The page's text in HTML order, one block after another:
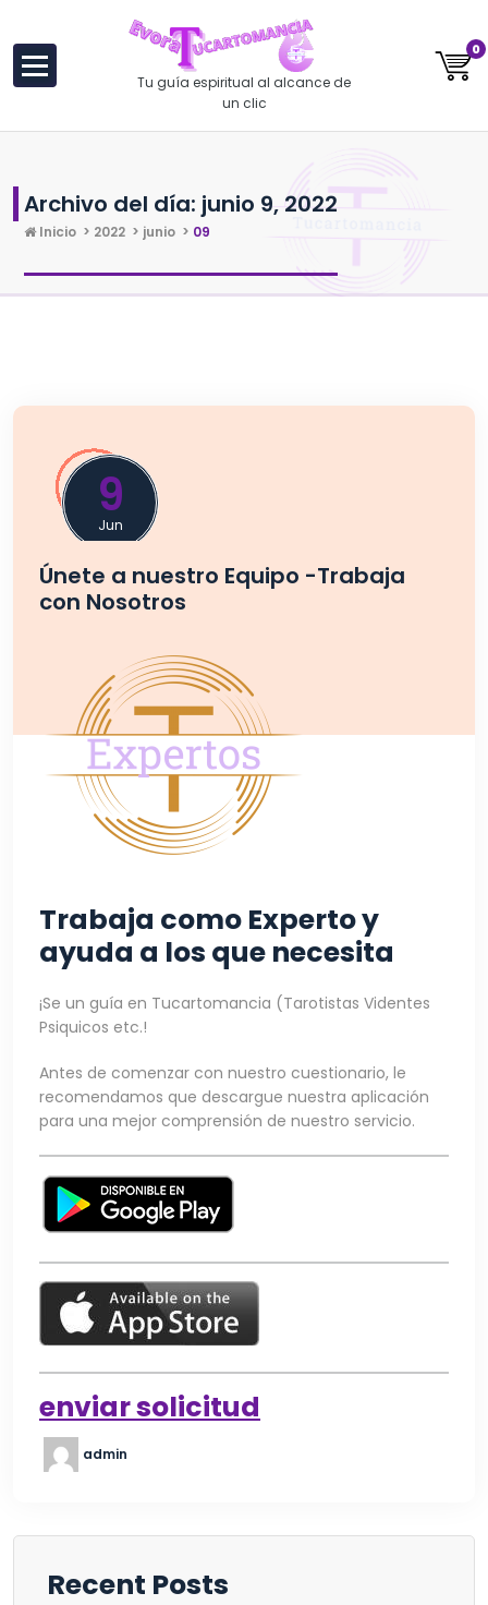
Tu guía espiritual al alcance de
un clic
0
Archivo del día: junio 9, 2022
Inicio > 2022 > junio > 09
9
Jun
Únete a nuestro Equipo -Trabaja
con Nosotros
Trabaja como Experto y
ayuda a los que necesita
¡Se un guía en Tucartomancia (Tarotistas Videntes
Psiquicos etc.!
Antes de comenzar con nuestro cuestionario, le
recomendamos que descargue nuestra aplicación
para una mejor comprensión de nuestro servicio.
enviar solicitud
admin
Recent Posts